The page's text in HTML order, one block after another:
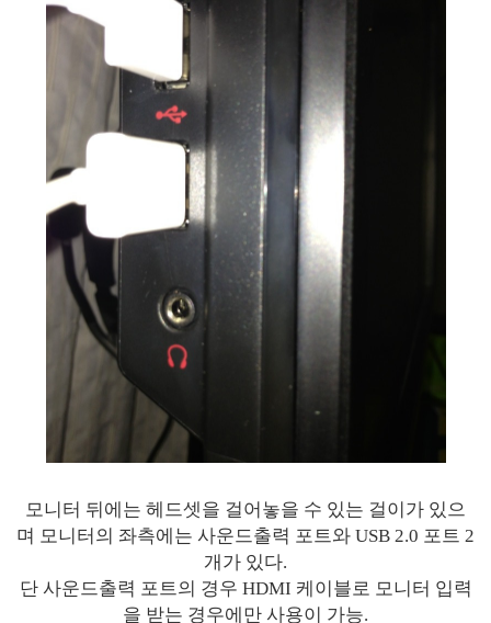
모니터 뒤에는 헤드셋을 걸어놓을 수 있는 걸이가 있으
며 모니터의 좌측에는 사운드출력 포트와 USB 2.0 포트 2
개가 있다.
단 사운드출력 포트의 경우 HDMI 케이블로 모니터 입력
을 받는 경우에만 사용이 가능.